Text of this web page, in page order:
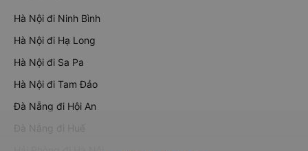
Hà Nội đi Ninh Bình
Hà Nội đi Hạ Long
Hà Nội đi Sa Pa
Hà Nội đi Tam Đảo
Đà Nẵng đi Hội An
Đà Nẵng đi Huế